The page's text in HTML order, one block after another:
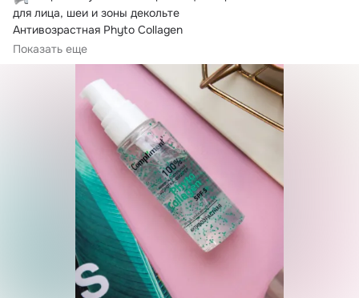
для лица, шеи и зоны декольте
Результат после использования сыворотки:
Показать еще